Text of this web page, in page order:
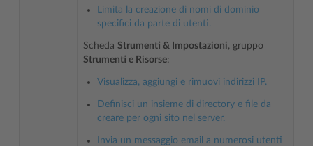
Limita la creazione di nomi di dominio
specifici da parte di utenti.
Scheda Strumenti & Impostazioni, gruppo
Strumenti e Risorse:
Visualizza, aggiungi e rimuovi indirizzi IP.
Definisci un insieme di directory e file da
creare per ogni sito nel server.
Invia un messaggio email a numerosi utenti